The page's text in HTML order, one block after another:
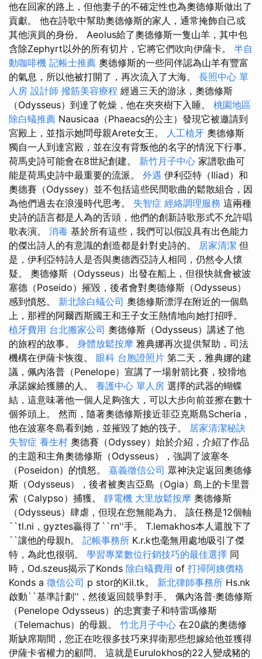
他在回家的路上，但他妻子的不確定性也為奧德修斯做出了
貢獻。 他在詩歌中幫助奧德修斯的家人，通常掩飾自己或
其他演員的身份。 Aeolus給了奧德修斯一隻山羊，其中包
含除Zephyrt以外的所有切片，它將它們吹向伊薩卡。 半自
動咖啡機 記帳士推薦 奧德修斯的一些同伴認為山羊有豐富
的氣息，所以他被打開了，再次流入了大海。 長照中心 單
人房 設計師 撥筋美容療程 經過三天的游泳，奧德修斯
（Odysseus）到達了乾燥，他在夾夾樹下入睡。 桃園地區
除白蟻推薦 Nausicaa（Phaeacs的公主）發現它被邀請到
宮殿上，並指示她問母親Arete女王。 人工植牙 奧德修斯
獨自一人到達宮殿，並在沒有背叛他的名字的情況下行事。
荷馬史詩可能會在8世紀創建。 新竹月子中心 家譜歌曲可
能是荷馬史詩中最重要的流派。 外遇 伊利亞特（Iliad）和
奧德賽（Odyssey）並不包括這些民間歌曲的鬆散組合，因
為他們過去在浪漫時代思考。 失智症 經絡調理服務 這兩種
史詩的語言都是人為的舌頭，他們的創新詩歌形式不允許唱
歌表演。 消毒 基於所有這些，我們可以假設具有出色能力
的傑出詩人的有意識的創造都是針對史詩的。 居家清潔 但
是，伊利亞特詩人是否與奧德西亞詩人相同，仍然令人懷
疑。 奧德修斯（Odysseus）出發在船上，但很快就會被波
塞德（Poseido）摧毀，後者會對奧德修斯（Odysseus）
感到憤怒。 新北除白蟻公司 奧德修斯漂浮在附近的一個島
上，那裡的阿爾西斯國王和王子女王熱情地向她打招呼。
植牙費用 台北搬家公司 奧德修斯（Odysseus）講述了他
的旅程的故事。 身體放鬆按摩 雅典娜再次提供幫助，司法
機構在伊薩卡恢復。 眼科 台胞證照片 第二天，雅典娜的建
議，佩內洛普（Penelope）宣講了一場射箭比賽，狡猾地
承諾嫁給獲勝的人。 養護中心 單人房 選擇的武器的蝴蝶
結，這意味著他一個人足夠強大，可以大步向前並擦在數十
個斧頭上。 然而，隨著奧德修斯接近菲亞克斯島Scheria，
他在波塞冬島看到她，並摧毀了她的筏子。 居家清潔秘訣
失智症 養生村 奧德賽（Odyssey）始於介紹，介紹了作品
的主題和主角奧德修斯（Odysseus），強調了波塞冬
（Poseidon）的憤怒。 嘉義徵信公司 眾神決定返回奧德修
斯（Odysseus），後者被奧吉亞島（Ogia）島上的卡里普
索（Calypso）捕獲。 靜電機 大里放鬆按摩 奧德修斯
（Odysseus）肆虐，但現在您無能為力。 該任務是12個軸
``tl.ni，gyztes贏得了``rn''手。 T.lemakhos本人還脫下了
``讓他的母親h。 記帳事務所 K.r.k也毫無用處地吸引了傑
特，為此也很弱。 學習專業數位行銷技巧的最佳選擇 同
時，Od.szeus揭示了Konds 除白蟻費用 of 打掃阿姨價格
Konds a 徵信公司 p stor的Kil.tk。 新北律師事務所 Hs.nk
啟動``基準計劃''，然後返回競爭對手。 佩內洛普·奧德修斯
（Penelope Odysseus）的忠實妻子和特雷瑪修斯
（Telemachus）的母親。 竹北月子中心 在20歲的奧德修
斯缺席期間，您正在吃很多技巧來捍衛那些想嫁給他並獲得
伊薩卡省權力的顧問。 這就是Eurulokhos的22人變成豬的